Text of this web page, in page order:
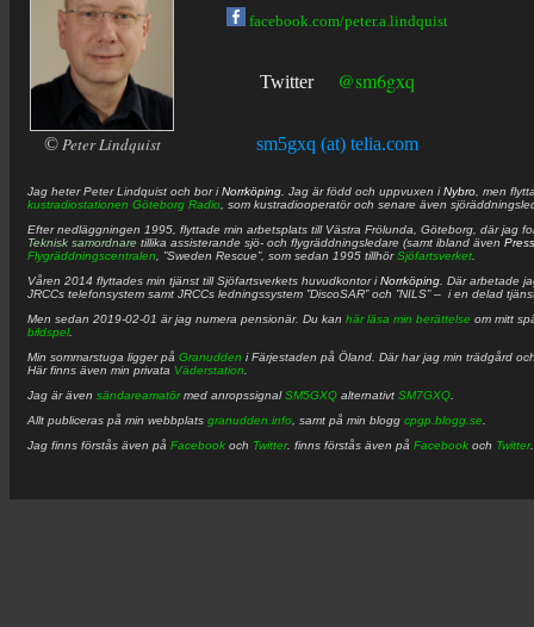
© Peter Lindquist
facebook.com/peter.a.lindquist
Twitter @sm6gxq
sm5gxq (at) telia.com
Jag heterPeter Lindquist och bor iNorrköping . Jag är född och uppvuxen iNybro , men
kustradiostationen Göteborg Radio , som kustradiooperatör och senare även
Efter nedläggningen 1995, flyttade min arbetsplats till Västra Frölunda, Göteborg, där jag
Teknisk samordnare tillika assisterande sjö- och flygräddningsledare (samt ibland även
Flygräddningscentralen , ”Sweden Rescue”, som sedan 1995 tillhörSjöfartsverket
Våren 2014 flyttades min tjänst till Sjöfartsverkets huvudkontor iNorrköping . Där arbetade
JRCCs telefonsystem samt JRCCs ledningssystem ”DiscoSAR” och ”NILS” – i en delad
Men sedan 2019-02-01 är jag numera pensionär. Du kan här läsa min berättelse om mitt
bildspel.
Min sommarstuga ligger på Granudden i Färjestaden på Öland. Där har jag min trädgård
Här finns även min privata Väderstation
Jag är även sändareamatörmed anropssignalSM5GXQ alternativt SM7GXQ
Allt publiceras på min webbplats granudden.info , samt på min blogg cpgp.blogg.se
Jag finns förstås även på Facebook och Twitter. finns förstås även på Facebook och Twitter.